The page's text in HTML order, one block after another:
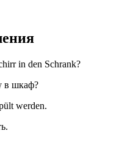
in den Schrank?
в шкаф?
werden.